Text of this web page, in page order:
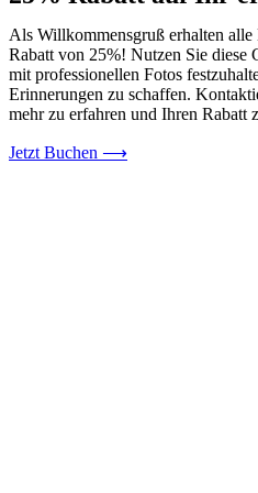
Als Willkommensgruß erhalten
Rabatt von 25%! Nutzen Sie diese
mit professionellen Fotos
Erinnerungen zu schaffen.
mehr zu erfahren und Ihren Rabatt
Jetzt Buchen ⟶